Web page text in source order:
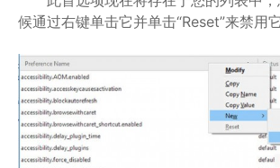
候通过右键单击它并单击“Reset”来禁用它